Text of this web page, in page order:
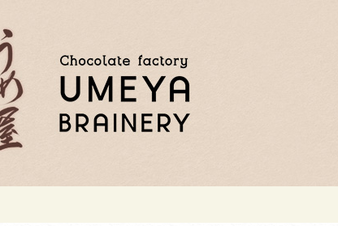
ご家庭用に
め屋」